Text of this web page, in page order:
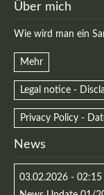
Über mich
Wie wird man ein
Mehr
Legal notice -
Privacy Policy -
News
03.02.2026 - 02:15
info@optical-
http://
Login
Benutzername